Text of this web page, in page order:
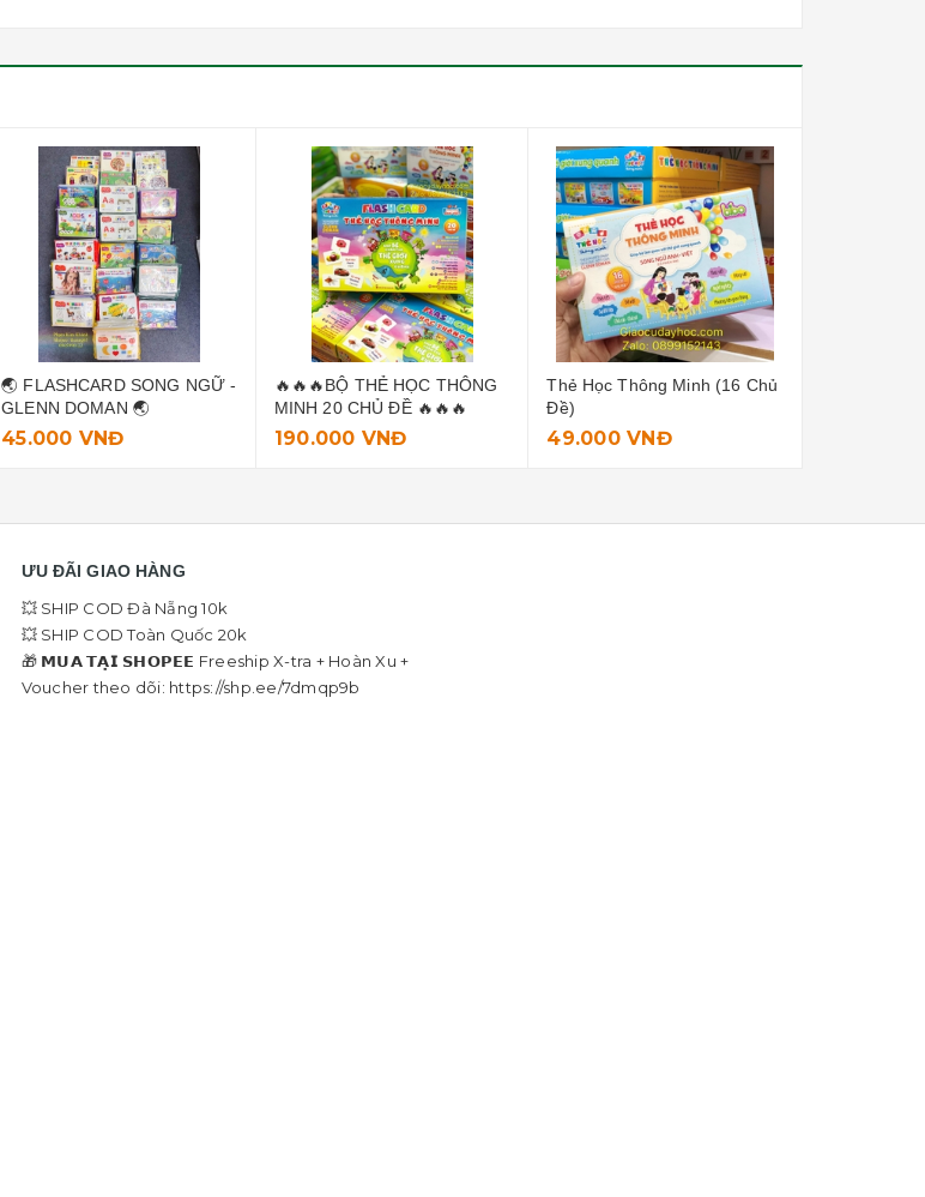
🌏 FLASHCARD SONG NGỮ -
GLENN DOMAN 🌏
45.000 VNĐ
🔥🔥🔥BỘ THẺ HỌC THÔNG
MINH 20 CHỦ ĐỀ 🔥🔥🔥
190.000 VNĐ
Thẻ Học Thông Minh (16 Chủ
Đề)
49.000 VNĐ
ƯU ĐÃI GIAO HÀNG
💥 SHIP COD Đà Nẵng 10k
💥 SHIP COD Toàn Quốc 20k
🎁 𝗠𝗨𝗔 𝗧𝗔̣𝗜 𝗦𝗛𝗢𝗣𝗘𝗘 Freeship X-tra + Hoàn Xu +
Voucher theo dõi: https://shp.ee/7dmqp9b